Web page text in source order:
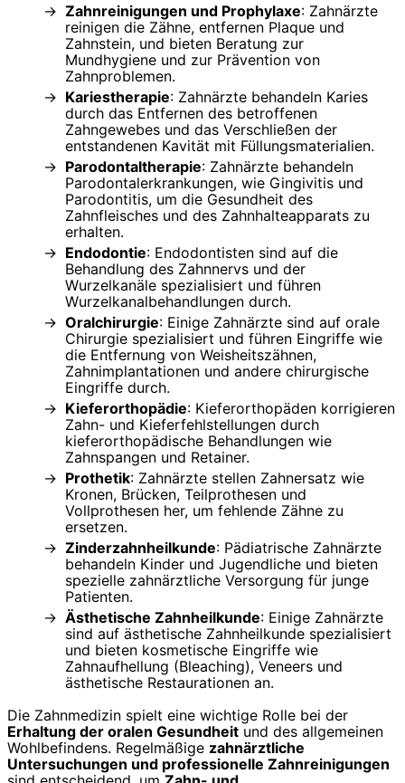
Zahnreinigungen und Prophylaxe: Zahnärzte
reinigen die Zähne, entfernen Plaque und
Zahnstein, und bieten Beratung zur
Mundhygiene und zur Prävention von
Zahnproblemen.
Kariestherapie: Zahnärzte behandeln Karies
durch das Entfernen des betroffenen
Zahngewebes und das Verschließen der
entstandenen Kavität mit Füllungsmaterialien.
Parodontaltherapie: Zahnärzte behandeln
Parodontalerkrankungen, wie Gingivitis und
Parodontitis, um die Gesundheit des
Zahnfleisches und des Zahnhalteapparats zu
erhalten.
Endodontie: Endodontisten sind auf die
Behandlung des Zahnnervs und der
Wurzelkanäle spezialisiert und führen
Wurzelkanalbehandlungen durch.
Oralchirurgie: Einige Zahnärzte sind auf orale
Chirurgie spezialisiert und führen Eingriffe wie
die Entfernung von Weisheitszähnen,
Zahnimplantationen und andere chirurgische
Eingriffe durch.
Kieferorthopädie: Kieferorthopäden korrigieren
Zahn- und Kieferfehlstellungen durch
kieferorthopädische Behandlungen wie
Zahnspangen und Retainer.
Prothetik: Zahnärzte stellen Zahnersatz wie
Kronen, Brücken, Teilprothesen und
Vollprothesen her, um fehlende Zähne zu
ersetzen.
Zinderzahnheilkunde: Pädiatrische Zahnärzte
behandeln Kinder und Jugendliche und bieten
spezielle zahnärztliche Versorgung für junge
Patienten.
Ästhetische Zahnheilkunde: Einige Zahnärzte
sind auf ästhetische Zahnheilkunde spezialisiert
und bieten kosmetische Eingriffe wie
Zahnaufhellung (Bleaching), Veneers und
ästhetische Restaurationen an.
Die Zahnmedizin spielt eine wichtige Rolle bei der
Erhaltung der oralen Gesundheit und des allgemeinen
Wohlbefindens. Regelmäßige zahnärztliche
Untersuchungen und professionelle Zahnreinigungen